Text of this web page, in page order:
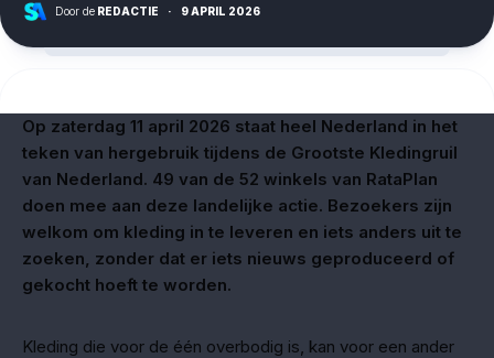
Door de REDACTIE · 9 APRIL 2026
Op zaterdag 11 april 2026 staat heel Nederland in het
teken van hergebruik tijdens de Grootste Kledingruil
van Nederland. 49 van de 52 winkels van RataPlan
doen mee aan deze landelijke actie. Bezoekers zijn
welkom om kleding in te leveren en iets anders uit te
zoeken, zonder dat er iets nieuws geproduceerd of
gekocht hoeft te worden.
Kleding die voor de één overbodig is, kan voor een ander